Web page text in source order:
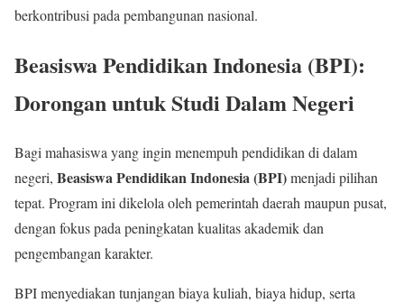
berkontribusi pada pembangunan nasional.
Beasiswa Pendidikan Indonesia (BPI):
Dorongan untuk Studi Dalam Negeri
Bagi mahasiswa yang ingin menempuh pendidikan di dalam
negeri, Beasiswa Pendidikan Indonesia (BPI)menjadi pilihan
tepat. Program ini dikelola oleh pemerintah daerah maupun pusat,
dengan fokus pada peningkatan kualitas akademik dan
pengembangan karakter.
BPI menyediakan tunjangan biaya kuliah, biaya hidup, serta